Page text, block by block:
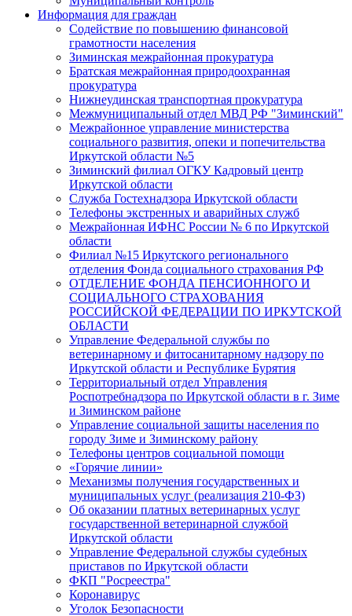
Информация для граждан
Содействие по повышению финансовой
грамотности населения
Зиминская межрайонная прокуратура
Братская межрайонная природоохранная
прокуратура
Нижнеудинская транспортная прокуратура
Межмуниципальный отдел МВД РФ "Зиминский"
Межрайонное управление министерства
социального развития, опеки и попечительства
Иркутской области №5
Зиминский филиал ОГКУ Кадровый центр
Иркутской области
Служба Гостехнадзора Иркутской области
Телефоны экстренных и аварийных служб
Межрайонная ИФНС России № 6 по Иркутской
области
Филиал №15 Иркутского регионального
отделения Фонда социального страхования РФ
ОТДЕЛЕНИЕ ФОНДА ПЕНСИОННОГО И
СОЦИАЛЬНОГО СТРАХОВАНИЯ
РОССИЙСКОЙ ФЕДЕРАЦИИ ПО ИРКУТСКОЙ
ОБЛАСТИ
Управление Федеральной службы по
ветеринарному и фитосанитарному надзору по
Иркутской области и Республике Бурятия
Территориальный отдел Управления
Роспотребнадзора по Иркутской области в г. Зиме
и Зиминском районе
Управление социальной защиты населения по
городу Зиме и Зиминскому району
Телефоны центров социальной помощи
«Горячие линии»
Механизмы получения государственных и
муниципальных услуг (реализация 210-ФЗ)
Об оказании платных ветеринарных услуг
государственной ветеринарной службой
Иркутской области
Управление Федеральной службы судебных
приставов по Иркутской области
ФКП "Росреестра"
Коронавирус
Уголок Безопасности